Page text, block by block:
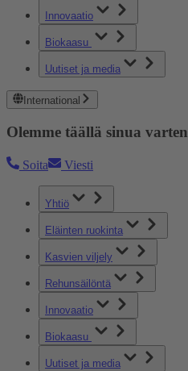
Innovaatio
Biokaasu
Uutiset ja media
International
Olemme täällä sinua varten
Soita Viesti
Yhtiö
Eläinten ruokinta
Kasvien viljely
Rehunsäilöntä
Innovaatio
Biokaasu
Uutiset ja media